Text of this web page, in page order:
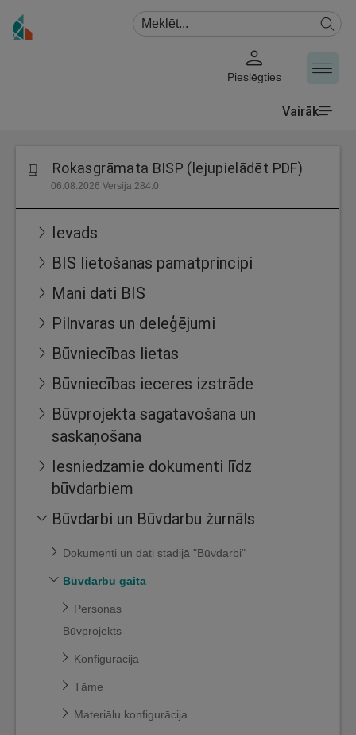
Pieslēgties
Vairāk
Rokasgrāmata BISP (lejupielādēt PDF)
06.08.2026 Versija 284.0
Ievads
BIS lietošanas pamatprincipi
Mani dati BIS
Pilnvaras un deleģējumi
Būvniecības lietas
Būvniecības ieceres izstrāde
Būvprojekta sagatavošana un
saskaņošana
Iesniedzamie dokumenti līdz
būvdarbiem
Būvdarbi un Būvdarbu žurnāls
Dokumenti un dati stadijā "Būvdarbi"
Būvdarbu gaita
Personas
Būvprojekts
Konfigurācija
Tāme
Materiālu konfigurācija